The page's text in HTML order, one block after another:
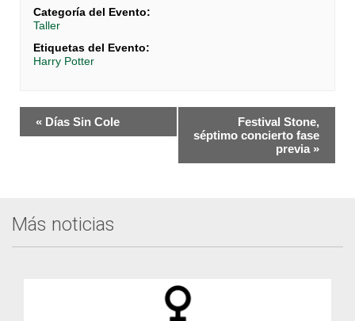
Categoría del Evento:
Taller
Etiquetas del Evento:
Harry Potter
Navegación
del
« Días Sin Cole
Festival Stone,
séptimo concierto fase
previa »
Más noticias